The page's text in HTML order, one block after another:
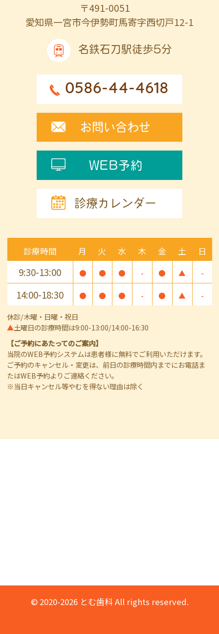
〒491-0051
愛知県一宮市今伊勢町馬寄字西切戸12-1
名鉄石刀駅徒歩5分
0586-44-4618
お問い合わせ
WEB予約
診療カレンダー
診療時間 月 火 水 木 金 土 日
9:30-13:00 ● ● ● - ● ▲ -
14:00-18:30 ● ● ● - ● ▲ -
休診/木曜・日曜・祝日
▲土曜日の診療時間は9:00-13:00/14:00-16:30
【ご予約にあたってのご案内】
当院のWEB予約システムは患者様に無料でご利用いただけます。
ご予約のキャンセル・変更は、前日の診療時間内までにお電話ま
たはWEB予約よりご連絡ください。
※当日キャンセル等やむを得ない理由は除く
© 2020-2026 とむ歯科 All rights reserved.